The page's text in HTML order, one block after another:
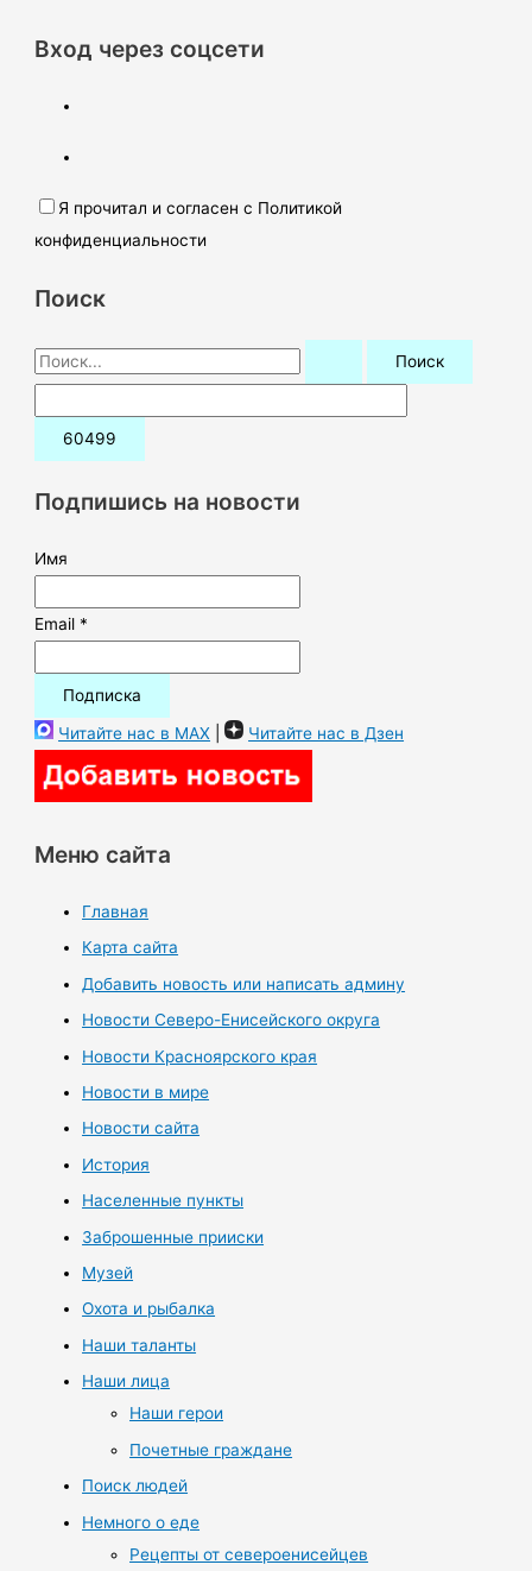
Вход через соцсети
Я прочитал и согласен с Политикой
конфиденциальности
Поиск
П
о
и
:Подпишись на новости
Имя
Email *
Читайте нас в MAX | Читайте нас в Дзен
Меню сайта
Главная
Карта сайта
Добавить новость или написать админу
Новости Северо-Енисейского округа
Новости Красноярского края
Новости в мире
Новости сайта
История
Населенные пункты
Заброшенные прииски
Музей
Охота и рыбалка
Наши таланты
Наши лица
Наши герои
Почетные граждане
Поиск людей
Немного о еде
Рецепты от североенисейцев